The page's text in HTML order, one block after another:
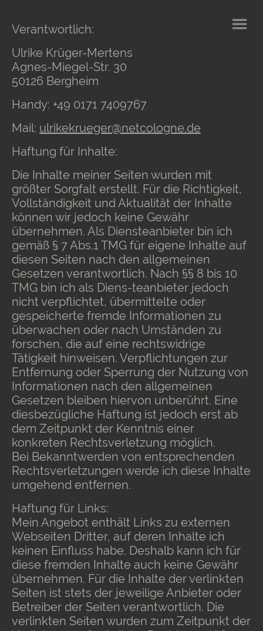
Verantwortlich:
Ulrike Krüger-Mertens
Agnes-Miegel-Str. 30
50126 Bergheim
Handy: +49 0171 7409767
Mail: ulrikekrueger@netcologne.de
Haftung für Inhalte:
Die Inhalte meiner Seiten wurden mit
größter Sorgfalt erstellt. Für die Richtigkeit,
Vollständigkeit und Aktualität der Inhalte
können wir jedoch keine Gewähr
übernehmen. Als Diensteanbieter bin ich
gemäß § 7 Abs.1 TMG für eigene Inhalte auf
diesen Seiten nach den allgemeinen
Gesetzen verantwortlich. Nach §§ 8 bis 10
TMG bin ich als Diens-teanbieter jedoch
nicht verpflichtet, übermittelte oder
gespeicherte fremde Informationen zu
überwachen oder nach Umständen zu
forschen, die auf eine rechtswidrige
Tätigkeit hinweisen. Verpflichtungen zur
Entfernung oder Sperrung der Nutzung von
Informationen nach den allgemeinen
Gesetzen bleiben hiervon unberührt. Eine
diesbezügliche Haftung ist jedoch erst ab
dem Zeitpunkt der Kenntnis einer
konkreten Rechtsverletzung möglich.
Bei Bekanntwerden von entsprechenden
Rechtsverletzungen werde ich diese Inhalte
umgehend entfernen.
Haftung für Links:
Mein Angebot enthält Links zu externen
Webseiten Dritter, auf deren Inhalte ich
keinen Einfluss habe. Deshalb kann ich für
diese fremden Inhalte auch keine Gewähr
übernehmen. Für die Inhalte der verlinkten
Seiten ist stets der jeweilige Anbieter oder
Betreiber der Seiten verantwortlich. Die
verlinkten Seiten wurden zum Zeitpunkt der